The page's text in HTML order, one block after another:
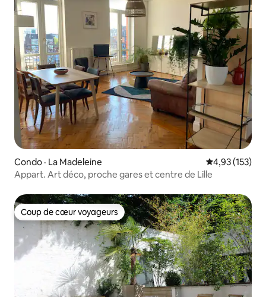
Condo · La Madeleine Note
4,93 (153)
Appart. Art déco, proche gares et centre de Lille
Coup de cœur voyageurs
Coup de cœur voyageurs